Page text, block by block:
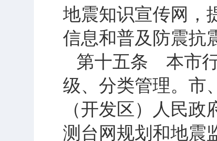
地震知识宣传网，
信息和普及防震抗
第十五条 本市
级、分类管理。市
（开发区）人民
测台网规划和地震